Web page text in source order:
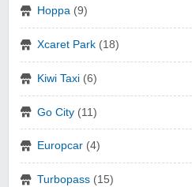
Hoppa (9)
Xcaret Park (18)
Kiwi Taxi (6)
Go City (11)
Europcar (4)
Turbopass (15)